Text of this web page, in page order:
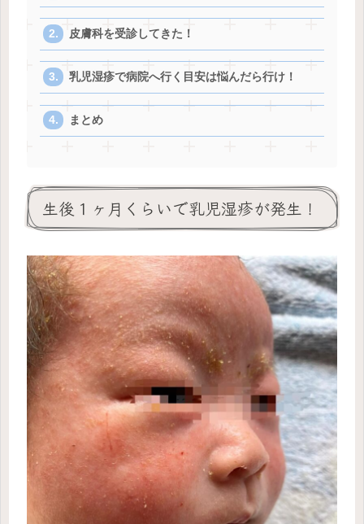
皮膚科を受診してきた！
乳児湿疹で病院へ行く目安は悩んだら行け！
まとめ
生後１ヶ月くらいで乳児湿疹が発生！